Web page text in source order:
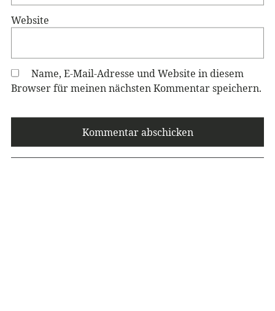
Website
Name, E-Mail-Adresse und Website in diesem
Browser für meinen nächsten Kommentar speichern.